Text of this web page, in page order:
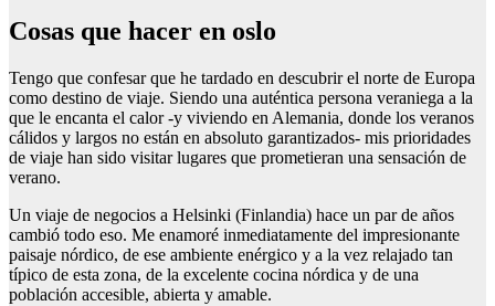
Cosas que hacer en oslo
Tengo que confesar que he tardado en descubrir el norte de Europa
como destino de viaje. Siendo una auténtica persona veraniega a la
que le encanta el calor -y viviendo en Alemania, donde los veranos
cálidos y largos no están en absoluto garantizados- mis prioridades
de viaje han sido visitar lugares que prometieran una sensación de
verano.
Un viaje de negocios a Helsinki (Finlandia) hace un par de años
cambió todo eso. Me enamoré inmediatamente del impresionante
paisaje nórdico, de ese ambiente enérgico y a la vez relajado tan
típico de esta zona, de la excelente cocina nórdica y de una
población accesible, abierta y amable.